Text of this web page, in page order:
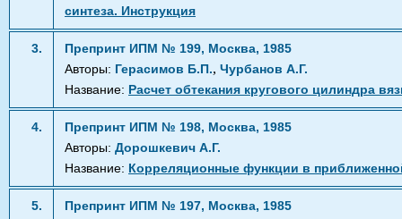
синтеза. Инструкция
3.
Препринт ИПМ № 199, Москва, 1985
Авторы: Герасимов Б.П., Чурбанов А.Г.
Название: Расчет обтекания кругового цилиндра
4.
Препринт ИПМ № 198, Москва, 1985
Авторы: Дорошкевич А.Г.
Название: Корреляционные функции в
5.
Препринт ИПМ № 197, Москва, 1985